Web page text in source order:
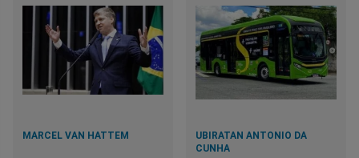
MARCEL VAN HATTEM
UBIRATAN ANTONIO DA
CUNHA